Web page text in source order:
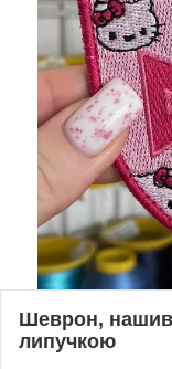
Шеврон,
липучкою